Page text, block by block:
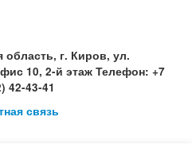
область, г. Киров, ул.
10, 2-й этаж Телефон: +7
42-43-41
связь